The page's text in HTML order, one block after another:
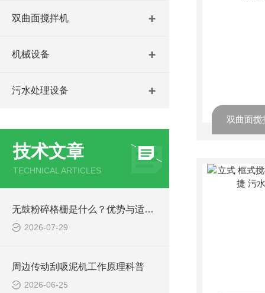
双曲面搅拌机
机械设备
污水处理设备
技术文章
TECHNICAL ARTICLES
无鼓粉碎格栅是什么？优势与适用工况梳理
2026-07-29
周边传动刮吸泥机工作原理科普
2026-06-25